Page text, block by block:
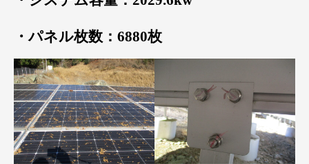
・パネル枚数：6880枚